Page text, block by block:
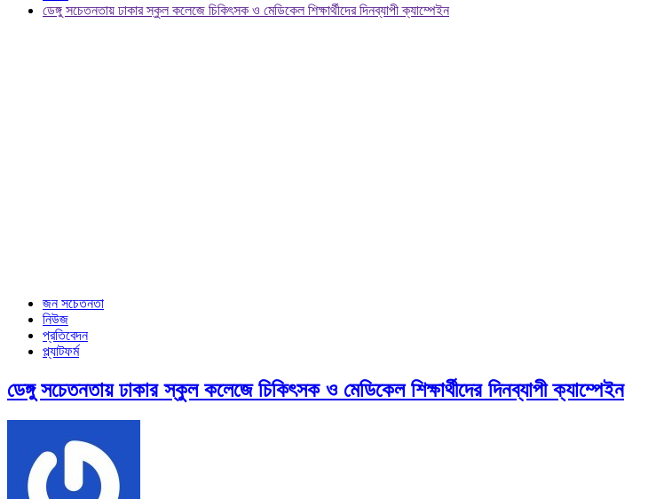
ডেঙ্গু সচেতনতায় ঢাকার স্কুল কলেজে চিকিৎসক ও মেডিকেল শিক্ষার্থীদের দিনব্যাপী ক্যাম্পেইন
জন সচেতনতা
নিউজ
প্রতিবেদন
প্ল্যাটফর্ম
ডেঙ্গু সচেতনতায় ঢাকার স্কুল কলেজে চিকিৎসক ও মেডিকেল শিক্ষার্থীদের দিনব্যাপী ক্যাম্পেইন